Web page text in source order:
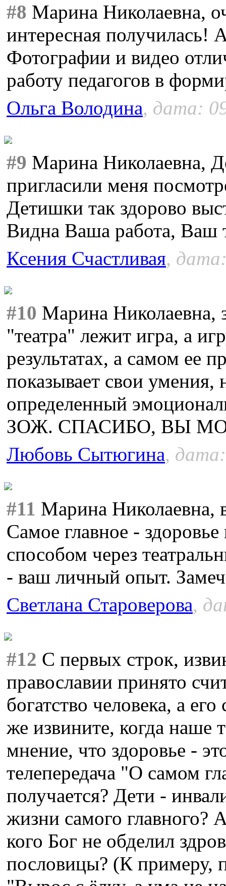
#8 Марина Николаевна,
интересная получилась!
Фотографии и видео
работу педагогов в
Ольга Володина, дата:
#9 Марина Николаевна,
пригласили меня
Детишки так здорово
Видна Ваша работа, Ваш
Ксения Счастливая,
#10 Марина Николаевна,
"театра" лежит игра, а
результатах, а самом ее
показывает свои умения,
определенный
ЗОЖ. СПАСИБО, ВЫ
Любовь Сытюгина,
#11 Марина Николаевна,
Самое главное -
способом через
- ваш личный опыт.
Светлана Староверова,
#12 С первых строк,
православии принято
богатство человека, а
же извините, когда наше
мнение, что здоровье -
телепередача "О самом
получается? Дети -
жизни самого главного?
кого Бог не обделил
пословицы? (К примеру,